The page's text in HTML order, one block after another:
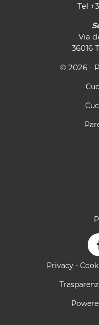
Tel
Via
36016
© 2026 -
Privacy -